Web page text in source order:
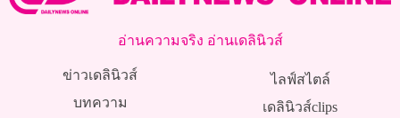
อ่านความจริง อ่านเดลินิวส์
ข่าวเดลินิวส์
บทความ
ไลฟ์สไตล์
เดลินิวส์clips